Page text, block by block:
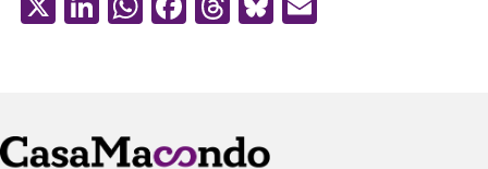
dI A b d